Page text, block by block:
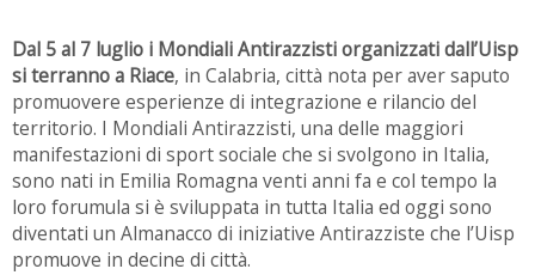
Dal 5 al 7 luglio i Mondiali Antirazzisti organizzati dall’Uisp
si terranno a Riace, in Calabria, città nota per aver saputo
promuovere esperienze di integrazione e rilancio del
territorio. I Mondiali Antirazzisti, una delle maggiori
manifestazioni di sport sociale che si svolgono in Italia,
sono nati in Emilia Romagna venti anni fa e col tempo la
loro forumula si è sviluppata in tutta Italia ed oggi sono
diventati un Almanacco di iniziative Antirazziste che l’Uisp
promuove in decine di città.